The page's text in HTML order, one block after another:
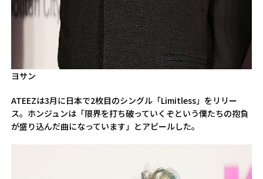
ヨサン
ATEEZは3月に日本で2枚目のシングル「Limitless」をリリー
ス。ホンジュンは「限界を打ち破っていくぞという僕たちの抱負
が盛り込んだ曲になっています」とアピールした。